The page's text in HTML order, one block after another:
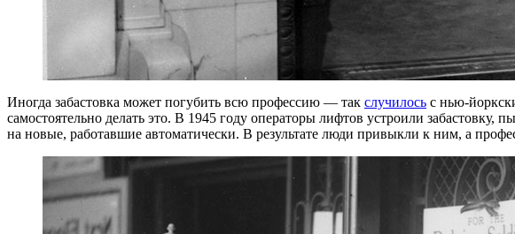
Иногда забастовка может погубить всю профессию — так случилось с нью-
самостоятельно делать это. В 1945 году операторы лифтов устроили
на новые, работавшие автоматически. В результате люди привыкли к ним, а